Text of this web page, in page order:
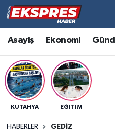
Asayiş Ekonomi
KÜTAHYA EĞITIM
HABERLER GEDIZ
Altıntaş
Asayiş
Aslanapa
Hava Durumu
Trafik Durumu
Süper Lig Puan